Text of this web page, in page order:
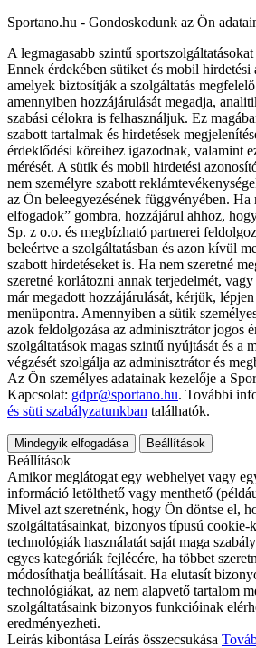
Sportano.hu - Gondoskodunk az Ön
A legmagasabb szintű
Ennek érdekében sütiket és mobil hirdetési
amelyek biztosítják a szolgáltatás
amennyiben hozzájárulását megadja,
szabási célokra is felhasználjuk. Ez
szabott tartalmak és hirdetések
érdeklődési köreihez igazodnak, valamint
mérését. A sütik és mobil hirdetési
nem személyre szabott
az Ön beleegyezésének függvényében.
elfogadok” gombra, hozzájárul ahhoz,
Sp. z o.o. és megbízható partnerei
beleértve a szolgáltatásban és azon kívül
szabott hirdetéseket is. Ha nem szeretné
szeretné korlátozni annak terjedelmét,
már megadott hozzájárulását, kérjük,
menüpontra. Amennyiben a sütik
azok feldolgozása az adminisztrátor jogos
szolgáltatások magas szintű nyújtását és a
végzését szolgálja az adminisztrátor és
Az Ön személyes adatainak kezelője a
Kapcsolat: gdpr@sportano.hu. További
és süti szabályzatunkban találhatók.
Mindegyik elfogadása Beállítások
Beállítások
Amikor meglátogat egy webhelyet vagy
információ letölthető vagy menthető
Mivel azt szeretnénk, hogy Ön döntse el,
szolgáltatásainkat, bizonyos típusú cookie-
technológiák használatát saját maga
egyes kategóriák fejlécére, ha többet
módosíthatja beállításait. Ha elutasít
technológiákat, az nem alapvető tartalom
szolgáltatásaink bizonyos funkcióinak
eredményezheti.
Leírás kibontása Leírás összecsukása